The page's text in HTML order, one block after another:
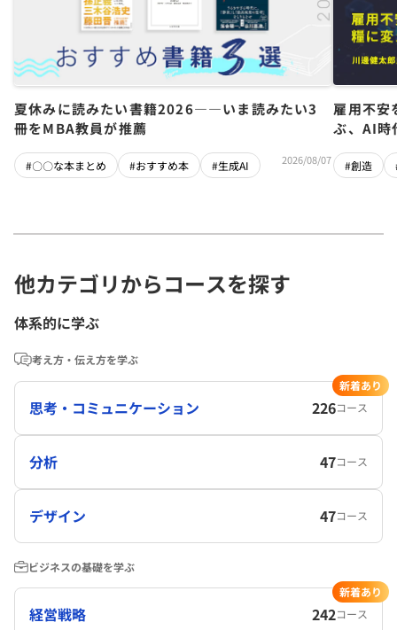
夏休みに読みたい書籍2026――いま読みたい3
冊をMBA教員が推薦
#〇〇な本まとめ #おすすめ本 #生成AI 2026/08/07
雇用不
ぶ、AI時
#創造
他カテゴリからコースを探す
体系的に学ぶ
考え方・伝え方を学ぶ
思考・コミュニケーション 226コース
新着あり
分析 47コース
デザイン 47コース
ビジネスの基礎を学ぶ
経営戦略 242コース
新着あり